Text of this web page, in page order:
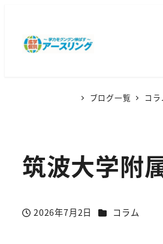
ブログ一覧 コラ
筑波大学附
投稿日
2026年7月2日 カテゴリー
コラム